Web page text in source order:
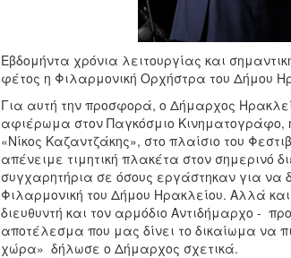
Εβδομήντα χρόνια λειτουργίας και
φέτος η Φιλαρμονική Ορχήστρα του Δήμου
Για αυτή την προσφορά, ο Δήμαρχος
αφιέρωμα στον Παγκόσμιο Κινηματογράφο,
«Νίκος Καζαντζάκης», στο πλαίσιο του
απένειμε τιμητική πλακέτα στον σημερινό
συγχαρητήρια σε όσους εργάστηκαν για να
Φιλαρμονική του Δήμου Ηρακλείου. Αλλά
διευθυντή και τον αρμόδιο Αντιδήμαρχο -
αποτέλεσμα που μας δίνει το δικαίωμα να
χώρα» δήλωσε ο Δήμαρχος σχετικά.